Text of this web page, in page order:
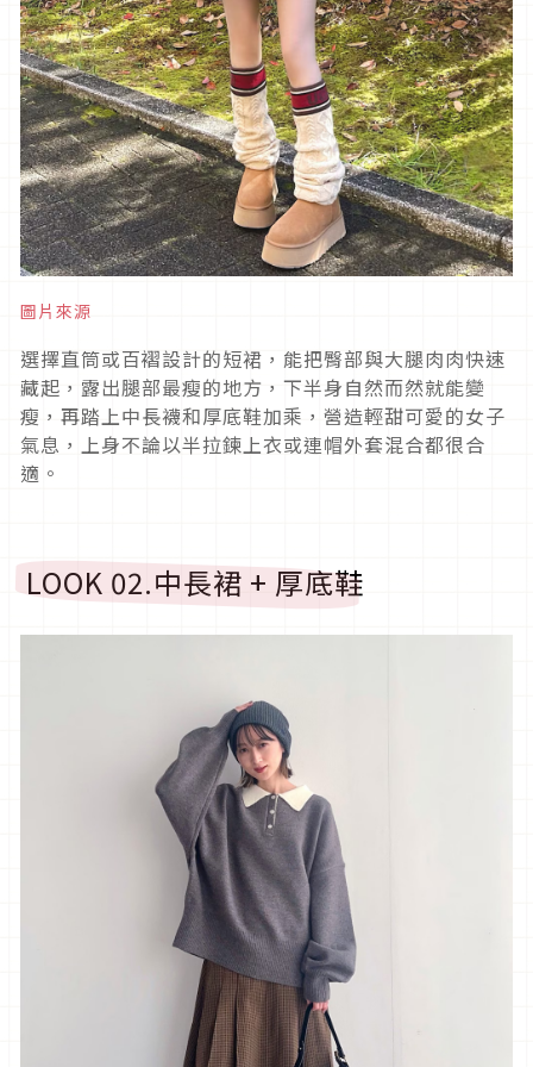
圖片來源
選擇直筒或百褶設計的短裙，能把臀部與大腿肉肉快速
藏起，露出腿部最瘦的地方，下半身自然而然就能變
瘦，再踏上中長襪和厚底鞋加乘，營造輕甜可愛的女子
氣息，上身不論以半拉鍊上衣或連帽外套混合都很合
適。
LOOK 02.中長裙 + 厚底鞋